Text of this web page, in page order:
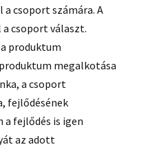
csoport számára. A
csoport választ.
produktum
megalkotása
a csoport
fejlődésének
a fejlődés is igen
az adott